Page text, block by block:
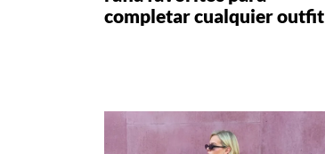
completar cualquier outfit